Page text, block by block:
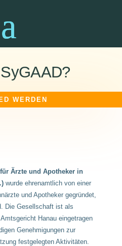
WERDEN
Ärzte und Apotheker in
wurde ehrenamtlich von einer
und Apotheker gegründet,
Die Gesellschaft ist als
Hanau eingetragen
Genehmigungen zur
festgelegten Aktivitäten.